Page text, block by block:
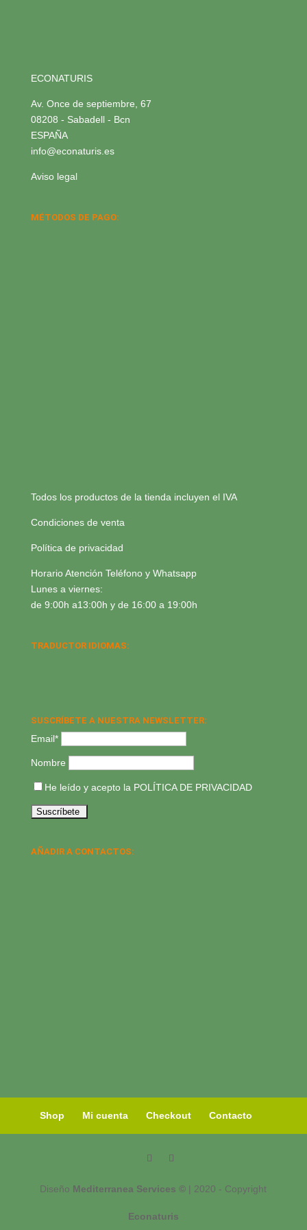
ECONATURIS
Av. Once de septiembre, 67
08208 - Sabadell - Bcn
ESPAÑA
info@econaturis.es
Aviso legal
MÉTODOS DE PAGO:
Todos los productos de la tienda incluyen el IVA
Condiciones de venta
Política de privacidad
Horario Atención Teléfono y Whatsapp
Lunes a viernes:
de 9:00h a13:00h y de 16:00 a 19:00h
TRADUCTOR IDIOMAS:
SUSCRÍBETE A NUESTRA NEWSLETTER:
Email*
Nombre
He leído y acepto la POLÍTICA DE PRIVACIDAD
AÑADIR A CONTACTOS:
Shop Mi cuenta Checkout Contacto
Diseño Mediterranea Services © | 2020 - Copyright
Econaturis